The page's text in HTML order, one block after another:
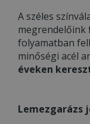
A széles
megrendelőink
folyamatban
minőségi acél
éveken
Lemezgarázs